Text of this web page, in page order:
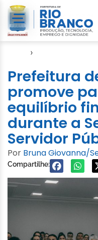
›
Prefeitura
promove
equilíbrio
durante a
Servidor
Por Bruna Giovanna/
Compartilhe: